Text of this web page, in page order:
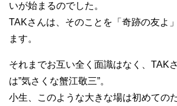
いが始まるのでした。
TAKさんは、そのことを「奇跡の友よ
ます。
それまでお互い全く面識はなく、TAK
は”気さくな蟹江敬三”。
小生、このような大きな場は初めての